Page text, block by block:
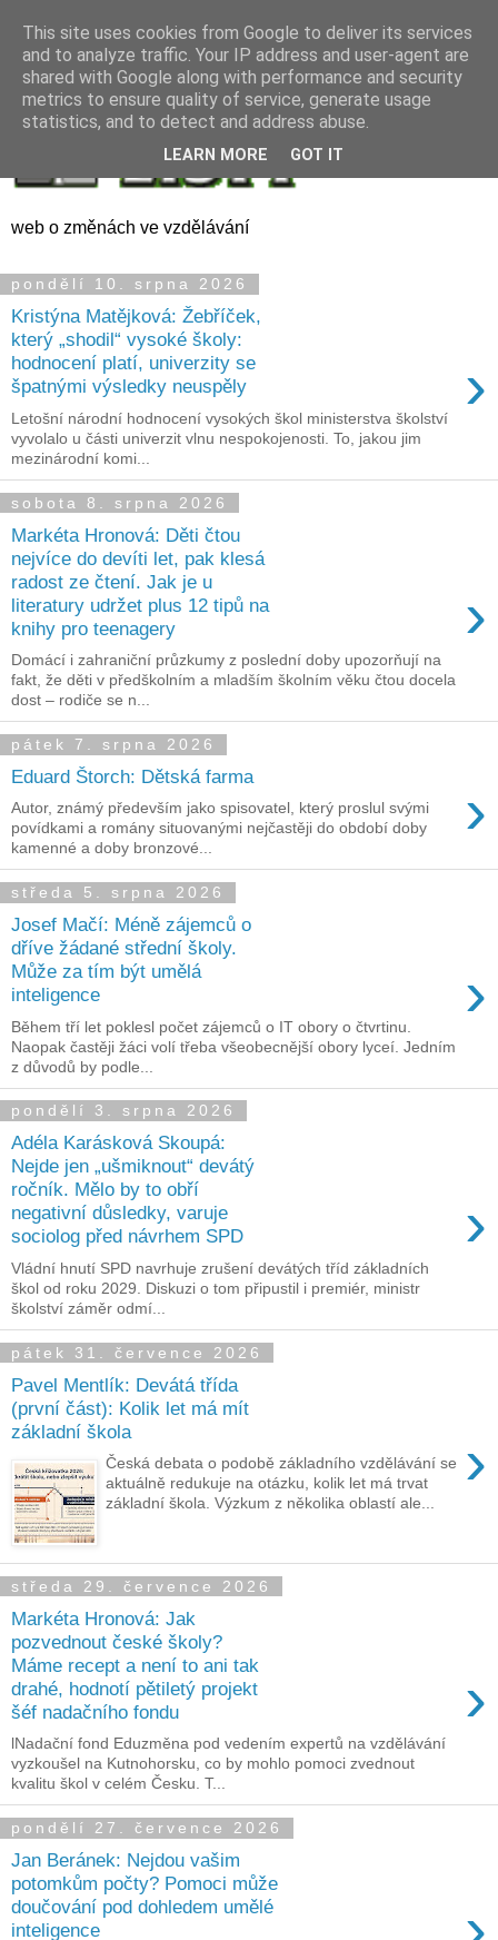
web o změnách ve vzdělávání
pondělí 10. srpna 2026
Kristýna Matějková: Žebříček,
který „shodil“ vysoké školy:
hodnocení platí, univerzity se
špatnými výsledky neuspěly
›
Letošní národní hodnocení vysokých škol ministerstva školství
vyvolalo u části univerzit vlnu nespokojenosti. To, jakou jim
mezinárodní komi...
sobota 8. srpna 2026
Markéta Hronová: Děti čtou
nejvíce do devíti let, pak klesá
radost ze čtení. Jak je u
literatury udržet plus 12 tipů na
knihy pro teenagery
›
Domácí i zahraniční průzkumy z poslední doby upozorňují na
fakt, že děti v předškolním a mladším školním věku čtou docela
dost – rodiče se n...
pátek 7. srpna 2026
Eduard Štorch: Dětská farma ›
Autor, známý především jako spisovatel, který proslul svými
povídkami a romány situovanými nejčastěji do období doby
kamenné a doby bronzové...
středa 5. srpna 2026
Josef Mačí: Méně zájemců o
dříve žádané střední školy.
Může za tím být umělá
inteligence
›
Během tří let poklesl počet zájemců o IT obory o čtvrtinu.
Naopak častěji žáci volí třeba všeobecnější obory lyceí. Jedním
z důvodů by podle...
pondělí 3. srpna 2026
Adéla Karásková Skoupá:
Nejde jen „ušmiknout“ devátý
ročník. Mělo by to obří
negativní důsledky, varuje
sociolog před návrhem SPD
›
Vládní hnutí SPD navrhuje zrušení devátých tříd základních
škol od roku 2029. Diskuzi o tom připustil i premiér, ministr
školství záměr odmí...
pátek 31. července 2026
Pavel Mentlík: Devátá třída
(první část): Kolik let má mít
základní škola
›
Česká debata o podobě základního vzdělávání se
aktuálně redukuje na otázku, kolik let má trvat
základní škola. Výzkum z několika oblastí ale...
středa 29. července 2026
Markéta Hronová: Jak
pozvednout české školy?
Máme recept a není to ani tak
drahé, hodnotí pětiletý projekt
šéf nadačního fondu
›
lNadační fond Eduzměna pod vedením expertů na vzdělávání
vyzkoušel na Kutnohorsku, co by mohlo pomoci zvednout
kvalitu škol v celém Česku. T...
pondělí 27. července 2026
Jan Beránek: Nejdou vašim
potomkům počty? Pomoci může
doučování pod dohledem umělé
inteligence
This site uses cookies from Google to deliver its services
and to analyze traffic. Your IP address and user-agent are
shared with Google along with performance and security
metrics to ensure quality of service, generate usage
statistics, and to detect and address abuse.
LEARN MORE GOT IT